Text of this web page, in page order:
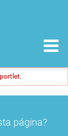
página?